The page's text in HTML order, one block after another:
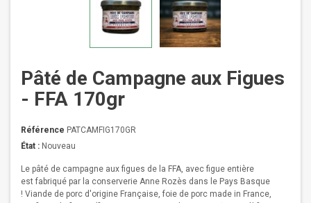
Pâté de Campagne aux Figues
- FFA 170gr
Référence PATCAMFIG170GR
État : Nouveau
Le pâté de campagne aux figues de la FFA, avec figue entière
est fabriqué par la conserverie Anne Rozès dans le Pays Basque
! Viande de porc d'origine Française, foie de porc made in France,